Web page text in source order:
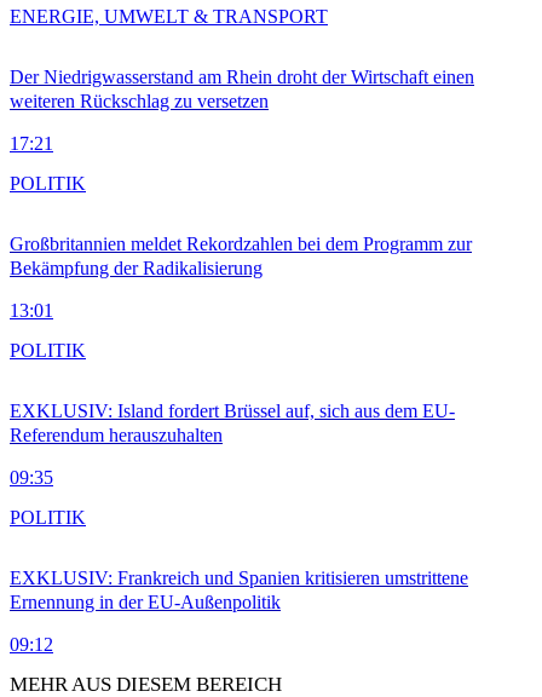
Der Niedrigwasserstand am Rhein droht der Wirtschaft einen
weiteren Rückschlag zu versetzen
17:21
ENERGIE, UMWELT & TRANSPORT
Großbritannien meldet Rekordzahlen bei dem Programm zur
Bekämpfung der Radikalisierung
13:01
POLITIK
EXKLUSIV: Island fordert Brüssel auf, sich aus dem EU-
Referendum herauszuhalten
09:35
POLITIK
EXKLUSIV: Frankreich und Spanien kritisieren umstrittene
Ernennung in der EU-Außenpolitik
09:12
POLITIK
MEHR AUS DIESEM BEREICH